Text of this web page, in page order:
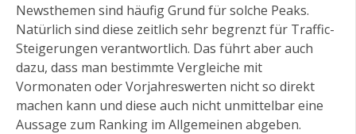
Newsthemen sind häufig Grund für solche Peaks.
Natürlich sind diese zeitlich sehr begrenzt für Traffic-
Steigerungen verantwortlich. Das führt aber auch
dazu, dass man bestimmte Vergleiche mit
Vormonaten oder Vorjahreswerten nicht so direkt
machen kann und diese auch nicht unmittelbar eine
Aussage zum Ranking im Allgemeinen abgeben.